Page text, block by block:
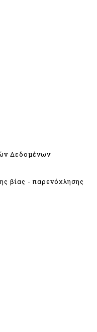
Δεδομένων
βίας - παρενόχλησης